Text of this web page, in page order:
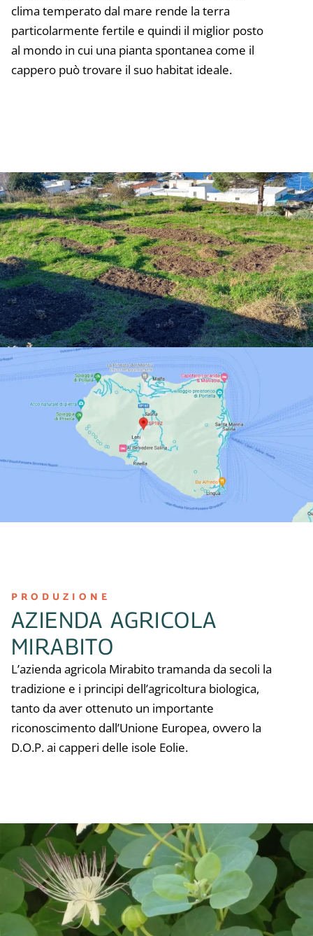
clima temperato dal mare rende la terra
particolarmente fertile e quindi il miglior posto
al mondo in cui una pianta spontanea come il
cappero può trovare il suo habitat ideale.
PRODUZIONE
AZIENDA AGRICOLA
MIRABITO
L’azienda agricola Mirabito tramanda da secoli la
tradizione e i principi dell’agricoltura biologica,
tanto da aver ottenuto un importante
riconoscimento dall’Unione Europea, ovvero la
D.O.P. ai capperi delle isole Eolie.